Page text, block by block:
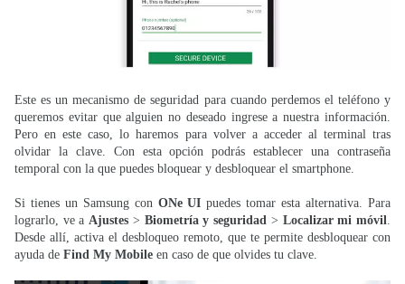
Este es un mecanismo de seguridad para cuando perdemos el teléfono y
queremos evitar que alguien no deseado ingrese a nuestra información.
Pero en este caso, lo haremos para volver a acceder al terminal tras
olvidar la clave. Con esta opción podrás establecer una contraseña
temporal con la que puedes bloquear y desbloquear el smartphone.
Si tienes un Samsung con ONe UI puedes tomar esta alternativa. Para
lograrlo, ve aAjustes > Biometría y seguridad > Localizar mi móvil.
Desde allí, activa el desbloqueo remoto, que te permite desbloquear con
ayuda de Find My Mobile en caso de que olvides tu clave.